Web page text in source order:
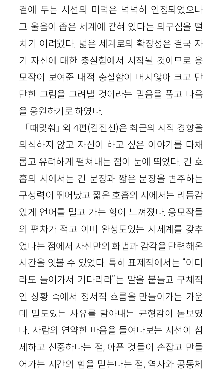
곁에 두는 시선의 미덕은 넉넉히 인정되었으나
그 울음이 좁은 세계에 갇혀 있다는 의구심을 떨
치기 어려웠다. 넓은 세계로의 확장성은 결국 자
기 자신에 대한 충실함에서 시작될 것이므로 응
모작이 보여준 내적 충실함이 머지않아 크고 단
단한 그림을 그려낼 것이라는 믿음을 품고 다음
을 응원하기로 하였다.
「때맞춰」 외 4편(김진선)은 최근의 시적 경향을
의식하지 않고 자신이 하고 싶은 이야기를 다채
롭고 유려하게 펼쳐내는 점이 눈에 띄었다. 긴 호
흡의 시에서는 긴 문장과 짧은 문장을 변주하는
구성력이 뛰어났고 짧은 호흡의 시에서는 리듬감
있게 언어를 밀고 가는 힘이 느껴졌다. 응모작들
의 편차가 적고 이미 완성도있는 시세계를 갖추
었다는 점에서 자신만의 화법과 감각을 단련해온
시간을 엿볼 수 있었다. 특히 표제작에서는 “어디
라도 들어가서 기다리라”는 말을 붙들고 구체적
인 상황 속에서 정서적 흐름을 만들어가는 가운
데 밀도있는 사유를 담아내는 균형감이 돋보였
다. 사람의 연약한 마음을 들여다보는 시선이 섬
세하고 신중하다는 점, 아픈 것들이 손잡고 만들
어가는 시간의 힘을 믿는다는 점, 역사와 공동체